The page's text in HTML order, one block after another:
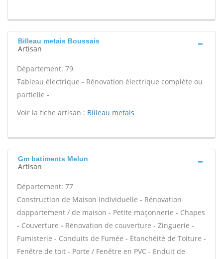
Billeau metais Boussais
Artisan
Département: 79
Tableau électrique - Rénovation électrique complète ou
partielle -
Voir la fiche artisan : Billeau metais
Gm batiments Melun
Artisan
Département: 77
Construction de Maison Individuelle - Rénovation
dappartement / de maison - Petite maçonnerie - Chapes
- Couverture - Rénovation de couverture - Zinguerie -
Fumisterie - Conduits de Fumée - Étanchéité de Toiture -
Fenêtre de toit - Porte / Fenêtre en PVC - Enduit de